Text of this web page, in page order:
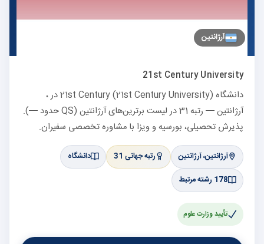
21st Century University
دانشگاه 21st Century (21st Century University) در ،
آرژانتین — رتبه 31 در لیست برترین‌های آرژانتین (QS حدود —).
پذیرش تحصیلی، بورسیه و ویزا با مشاوره تخصصی سفیران.
آرژانتین، آرژانتین رتبه جهانی 31
دانشگاه
178 رشته مرتبط
تأیید وزارت علوم
آرژانتین